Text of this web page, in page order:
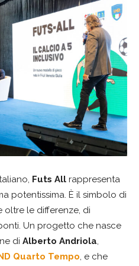
Futs All rappresenta
potentissima. È il simbolo di
le differenze, di
Un progetto che nasce
di Alberto Andriola,
Quarto Tempo, e che